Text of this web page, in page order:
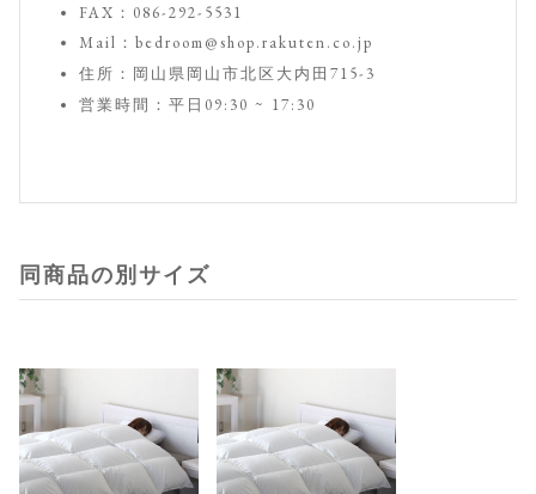
FAX：086-292-5531
Mail：bedroom@shop.rakuten.co.jp
住所：岡山県岡山市北区大内田715-3
営業時間：平日09:30 ~ 17:30
同商品の別サイズ